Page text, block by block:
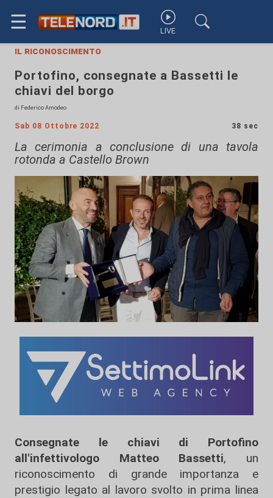
☰ LIVE
il riconoscimento
Portofino, consegnate a Bassetti le
chiavi del borgo
di Federico Amodeo
Sab 08 Ottobre 2022 38 sec
La cerimonia a conclusione di una tavola
rotonda a Castello Brown
Consegnate le chiavi di Portofino
all'infettivologo Matteo Bassetti, un
riconoscimento di grande importanza e
prestigio legato al lavoro svolto in prima linea